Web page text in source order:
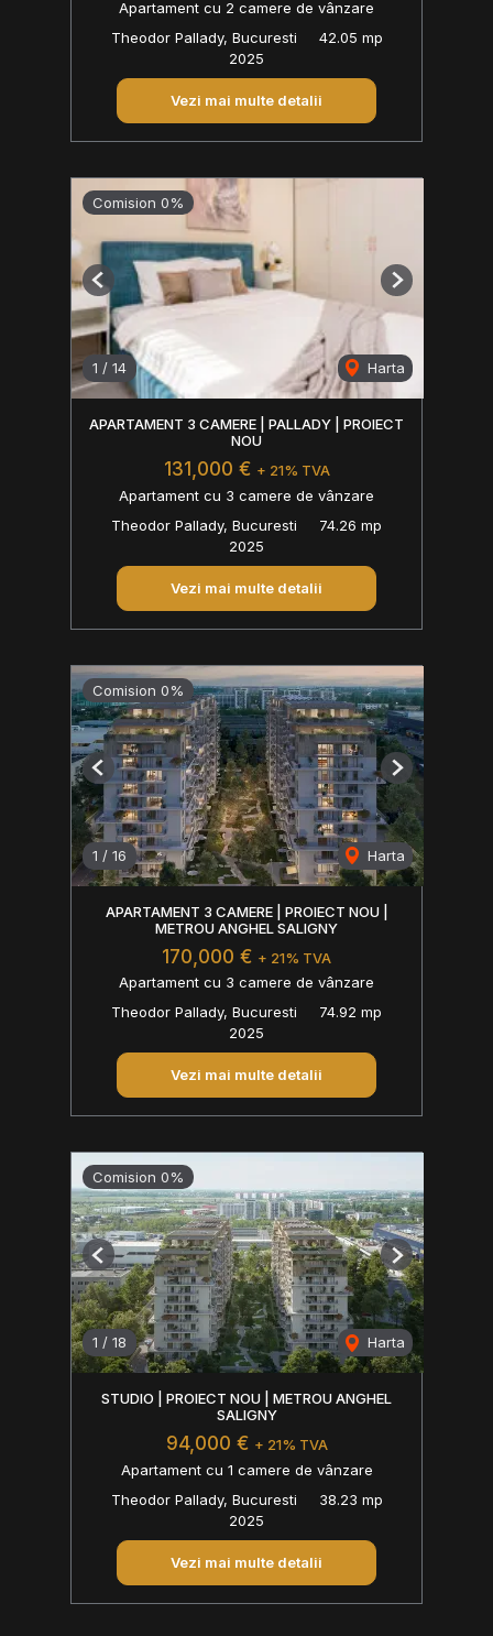
Apartament cu 2 camere de vânzare
Theodor Pallady, Bucuresti
42.05 mp
2025
Vezi mai multe detalii
Comision 0%
1 / 14 Harta
Previous Next
APARTAMENT 3 CAMERE | PALLADY | PROIECT
NOU
131,000 € + 21% TVA
Apartament cu 3 camere de vânzare
Theodor Pallady, Bucuresti
74.26 mp
2025
Vezi mai multe detalii
Comision 0%
1 / 16 Harta
Previous Next
APARTAMENT 3 CAMERE | PROIECT NOU |
METROU ANGHEL SALIGNY
170,000 € + 21% TVA
Apartament cu 3 camere de vânzare
Theodor Pallady, Bucuresti
74.92 mp
2025
Vezi mai multe detalii
Comision 0%
1 / 18 Harta
Previous Next
STUDIO | PROIECT NOU | METROU ANGHEL
SALIGNY
94,000 € + 21% TVA
Apartament cu 1 camere de vânzare
Theodor Pallady, Bucuresti
38.23 mp
2025
Vezi mai multe detalii